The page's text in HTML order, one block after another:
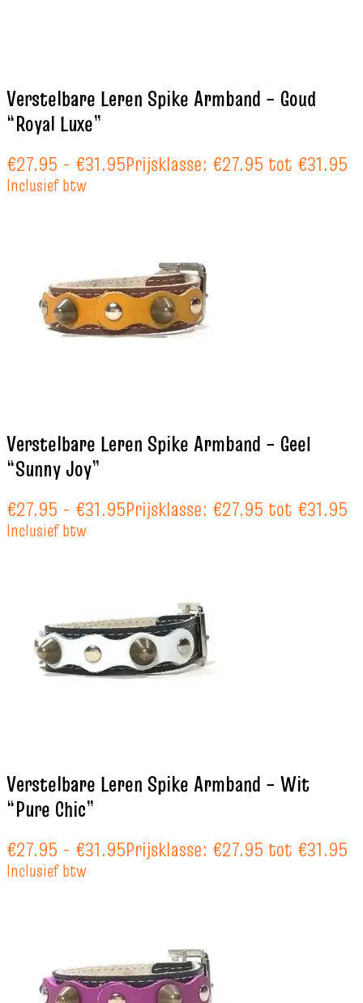
Verstelbare Leren Spike Armband – Goud
“Royal Luxe”
€27.95 - €31.95Prijsklasse: €27.95 tot €31.95
Inclusief btw
Verstelbare Leren Spike Armband – Geel
“Sunny Joy”
€27.95 - €31.95Prijsklasse: €27.95 tot €31.95
Inclusief btw
Verstelbare Leren Spike Armband – Wit
“Pure Chic”
€27.95 - €31.95Prijsklasse: €27.95 tot €31.95
Inclusief btw